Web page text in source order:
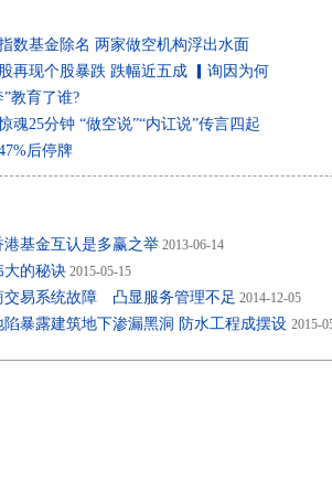
数基金除名 两家做空机构浮出水面
再现个股暴跌 跌幅近五成 ▎询因为何
教育了谁?
魂25分钟 “做空说”“内讧说”传言四起
后停牌
港基金互认是多赢之举 2013-06-14
大的秘诀 2015-05-15
交易系统故障 凸显服务管理不足 2014-12-05
陷暴露建筑地下渗漏黑洞 防水工程成摆设 2015-